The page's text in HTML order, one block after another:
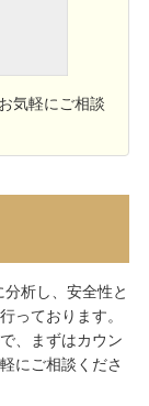
気軽にご相談
析し、安全性と
っております。
、まずはカウン
にご相談くださ